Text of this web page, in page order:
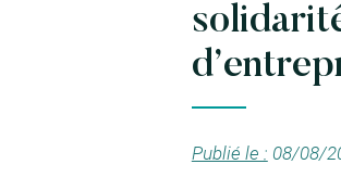
Publié le : 08/08/